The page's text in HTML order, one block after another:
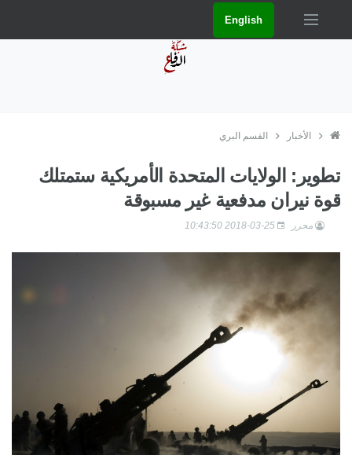
English
الأخبار القسم البري
تطوير: الولايات المتحدة الأمريكية ستمتلك
قوة نيران مدفعية غير مسبوقة
محرر